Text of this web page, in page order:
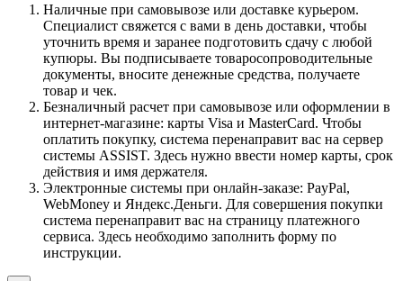
Наличные при самовывозе или доставке курьером.
Специалист свяжется с вами в день доставки, чтобы
уточнить время и заранее подготовить сдачу с любой
купюры. Вы подписываете товаросопроводительные
документы, вносите денежные средства, получаете
товар и чек.
Безналичный расчет при самовывозе или оформлении в
интернет-магазине: карты Visa и MasterCard. Чтобы
оплатить покупку, система перенаправит вас на сервер
системы ASSIST. Здесь нужно ввести номер карты, срок
действия и имя держателя.
Электронные системы при онлайн-заказе: PayPal,
WebMoney и Яндекс.Деньги. Для совершения покупки
система перенаправит вас на страницу платежного
сервиса. Здесь необходимо заполнить форму по
инструкции.